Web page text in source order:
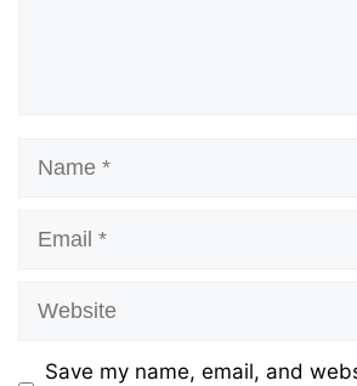
Name
Email
Website
Save my name, email, and